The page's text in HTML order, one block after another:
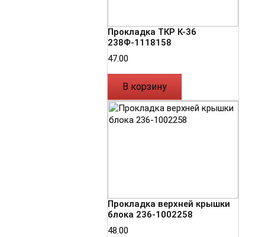
Прокладка ТКР К-36
238Ф-1118158
47.00
В корзину
Прокладка верхней крышки
блока 236-1002258
48.00